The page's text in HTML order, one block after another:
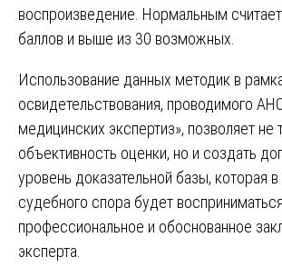
воспроизведение. Нормальным
баллов и выше из 30 возможных.
Использование данных методик в
освидетельствования, проводимого
медицинских экспертиз», позволяет не
объективность оценки, но и создать
уровень доказательной базы, которая в
судебного спора будет
профессиональное и обоснованное
эксперта.